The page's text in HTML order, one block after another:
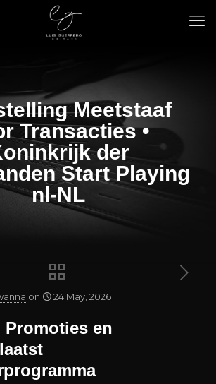
Meetstaaf
Transacties •
der
Start Playing
nl-NL
on 24 May, 2026
en